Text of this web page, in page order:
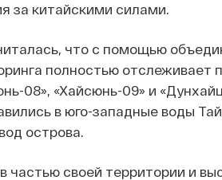
за китайскими силами.
что с помощью
полностью отслеживает
08», «Хайсюнь-09» и
в юго-западные воды
острова.
частью своей территории и